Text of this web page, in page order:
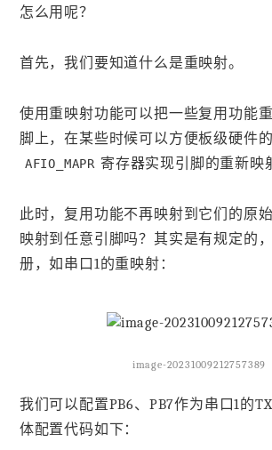
怎么用呢？
首先，我们要知道什么是重映射。
使用重映射功能可以把一些复用功能
脚上，在某些时候可以方便板级硬件
AFIO_MAPR 寄存器实现引脚的重新映
此时，复用功能不再映射到它们的原
映射到任意引脚吗？其实是有规定的
册，如串口1的重映射：
image-20231009212757389
我们可以配置PB6、PB7作为串口1的
体配置代码如下：